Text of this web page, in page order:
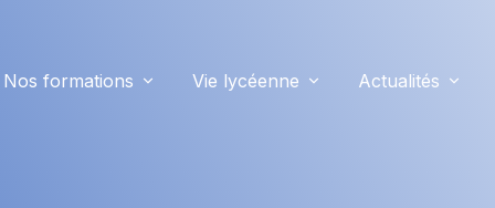
Nos formations Vie lycéenne Actualités